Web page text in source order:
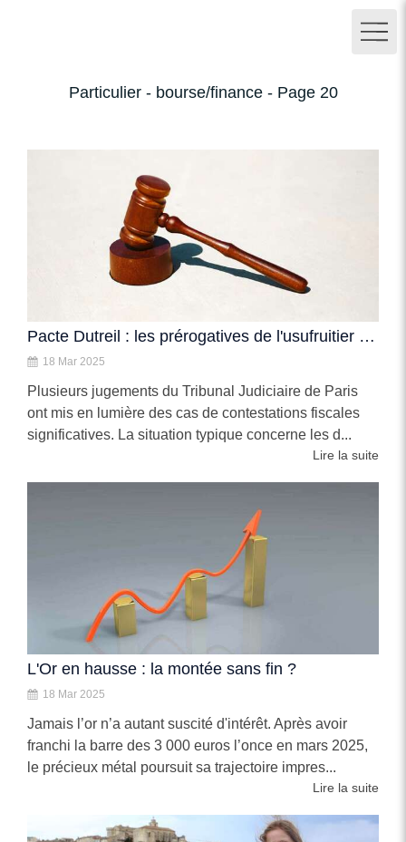
Particulier - bourse/finance - Page 20
Pacte Dutreil : les prérogatives de l'usufruitier en cas de donation démembrée
18 Mar 2025
Plusieurs jugements du Tribunal Judiciaire de Paris
ont mis en lumière des cas de contestations fiscales
significatives. La situation typique concerne les d...
Lire la suite
L'Or en hausse : la montée sans fin ?
18 Mar 2025
Jamais l’or n’a autant suscité d'intérêt. Après avoir
franchi la barre des 3 000 euros l’once en mars 2025,
le précieux métal poursuit sa trajectoire impres...
Lire la suite